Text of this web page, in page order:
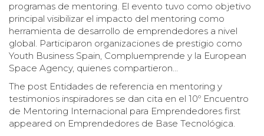
programas de mentoring. El evento tuvo como objetivo
principal visibilizar el impacto del mentoring como
herramienta de desarrollo de emprendedores a nivel
global. Participaron organizaciones de prestigio como
Youth Business Spain, Compluemprende y la European
Space Agency, quienes compartieron…
The post Entidades de referencia en mentoring y
testimonios inspiradores se dan cita en el 10º Encuentro
de Mentoring Internacional para Emprendedores first
appeared on Emprendedores de Base Tecnológica.